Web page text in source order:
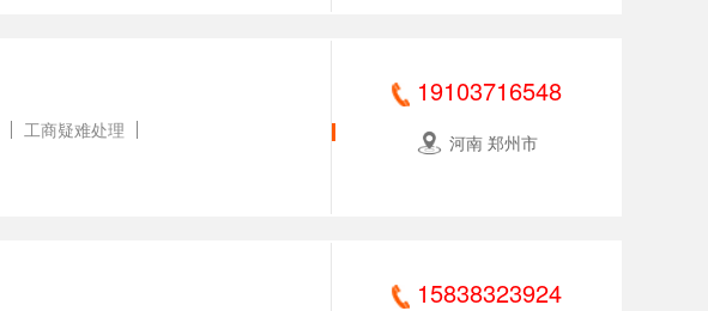
工商疑难处理
19103716548
河南 郑州市
15838323924